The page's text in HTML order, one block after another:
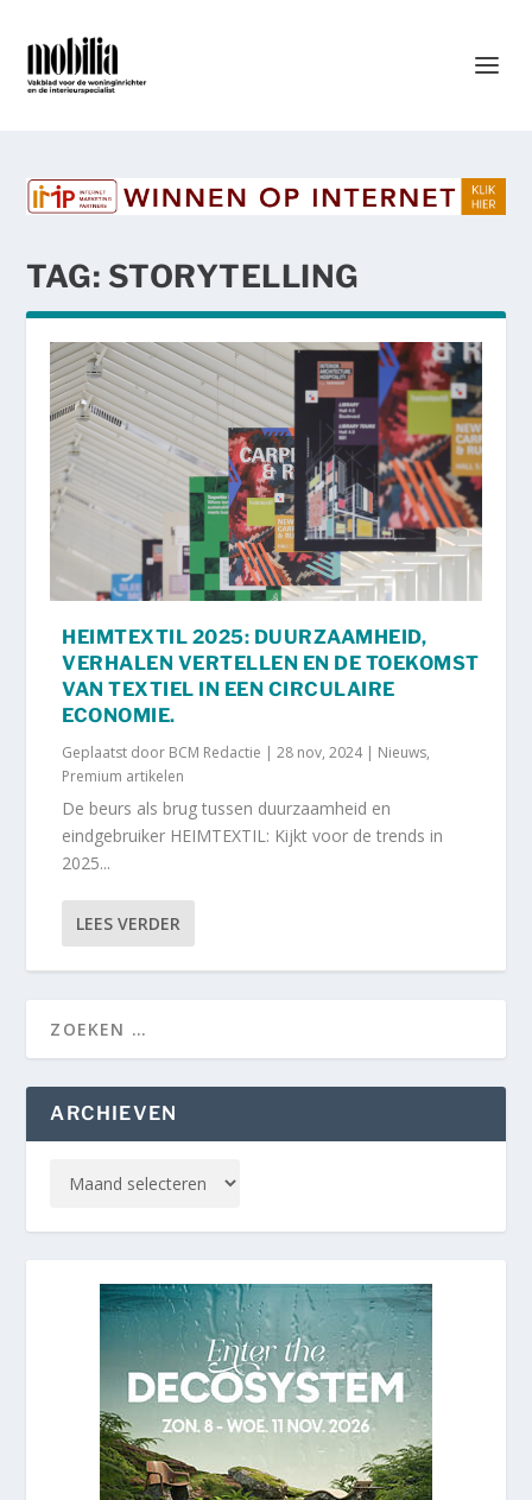
TAG: STORYTELLING
HEIMTEXTIL 2025: DUURZAAMHEID,
VERHALEN VERTELLEN EN DE TOEKOMST
VAN TEXTIEL IN EEN CIRCULAIRE
ECONOMIE.
Geplaatst door BCM Redactie |28 nov, 2024| Nieuws,
Premium artikelen
De beurs als brug tussen duurzaamheid en
eindgebruiker HEIMTEXTIL: Kijkt voor de trends in
2025...
LEES VERDER
ARCHIEVEN